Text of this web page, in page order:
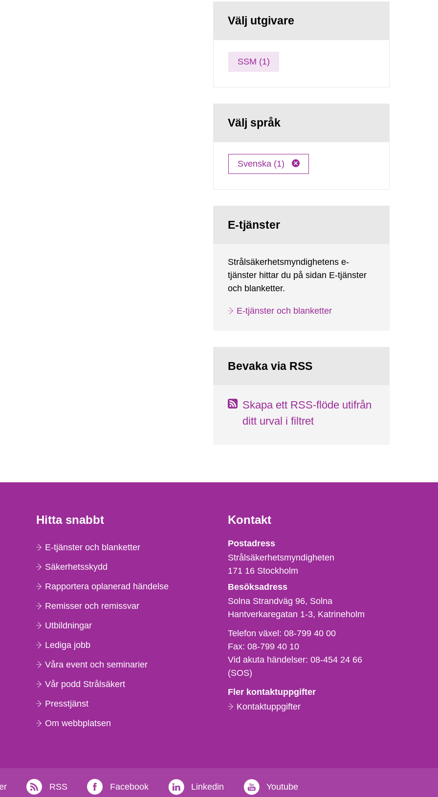
Välj utgivare
SSM (1)
Välj språk
Svenska (1)
E-tjänster
Strålsäkerhetsmyndighetens e-
tjänster hittar du på sidan E-tjänster
och blanketter.
E-tjänster och blanketter
Bevaka via RSS
Skapa ett RSS-flöde utifrån
ditt urval i filtret
Hitta snabbt
E-tjänster och blanketter
Säkerhetsskydd
Rapportera oplanerad händelse
Remisser och remissvar
Utbildningar
Lediga jobb
Våra event och seminarier
Vår podd Strålsäkert
Presstjänst
Om webbplatsen
Kontakt
Strålsäkerhetsmyndigheten
Postadress
Strålsäkerhetsmyndigheten
171 16 Stockholm
Besöksadress
Solna Strandväg 96, Solna
Hantverkaregatan 1-3 Katrineholm
Telefon,
fax
och
e-
Telefon växel:08-799 40 00
Fax:08-799 40 10
Vid akuta händelser:08-454 24 66
(SOS)
Fler kontaktuppgifter
Kontaktuppgifter
RSS Facebook Linkedin Youtube